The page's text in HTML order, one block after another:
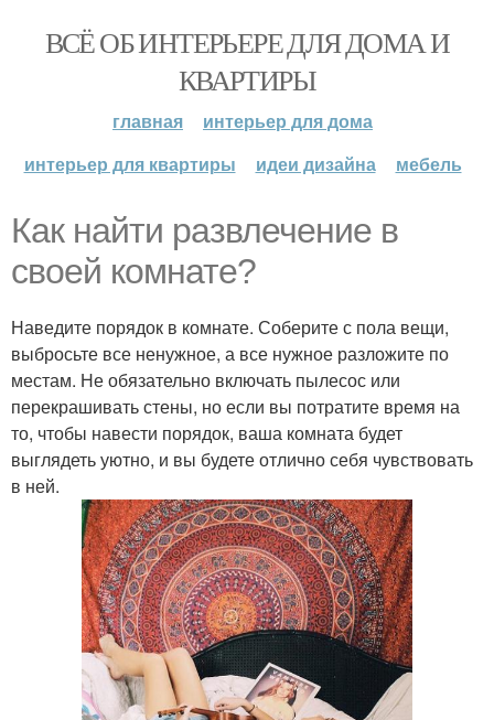
ВСЁ ОБ ИНТЕРЬЕРЕ ДЛЯ ДОМА И
КВАРТИРЫ
главная
интерьер для дома
интерьер для квартиры
идеи дизайна мебель
Как найти развлечение в
своей комнате?
Наведите порядок в комнате. Соберите с пола вещи,
выбросьте все ненужное, а все нужное разложите по
местам. Не обязательно включать пылесос или
перекрашивать стены, но если вы потратите время на
то, чтобы навести порядок, ваша комната будет
выглядеть уютно, и вы будете отлично себя чувствовать
в ней.